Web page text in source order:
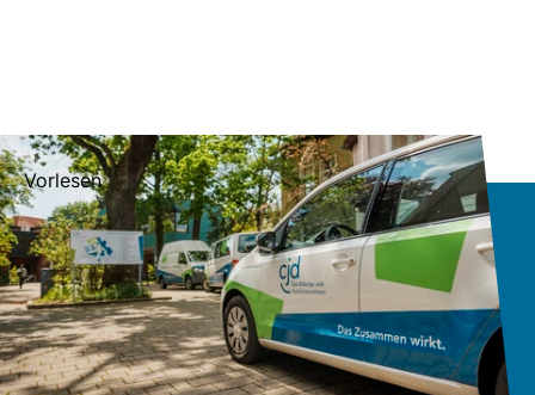
Vorlesen